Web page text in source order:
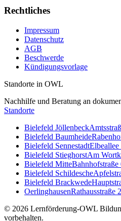
Rechtliches
Impressum
Datenschutz
AGB
Beschwerde
Kündigungsvorlage
Standorte in OWL
Nachhilfe und Beratung an
Standorte
Bielefeld Jöllenbeck
Bielefeld Baumheide
Bielefeld SennestadtElbeallee
Bielefeld StieghorstAm
Bielefeld MitteBahnhofstraße
Bielefeld Schildesche
Bielefeld Brackwede
OerlinghausenRathausstraße 2
© 2026 Lernförderung-OWL
vorbehalten.